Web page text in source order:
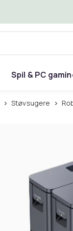
Spil & PC
Støvsugere